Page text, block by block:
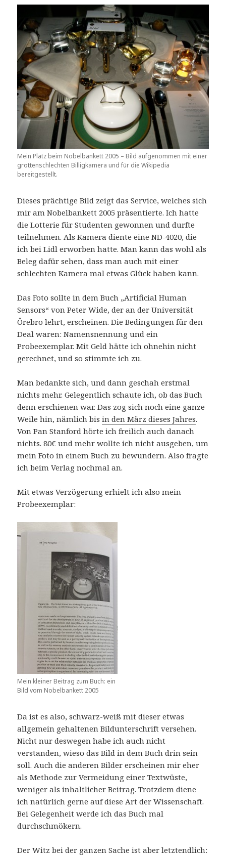
Mein Platz beim Nobelbankett 2005 – Bild aufgenommen mit einer
grottenschlechten Billigkamera und für die Wikipedia
bereitgestellt.
Dieses prächtige Bild zeigt das Service, welches sich
mir am Nobelbankett 2005 präsentierte. Ich hatte
die Lotterie für Studenten gewonnen und durfte
teilnehmen. Als Kamera diente eine ND-4020, die
ich bei Lidl erworben hatte. Man kann das wohl als
Beleg dafür sehen, dass man auch mit einer
schlechten Kamera mal etwas Glück haben kann.
Das Foto sollte in dem Buch „Artificial Human
Sensors“ von Peter Wide, der an der Universität
Örebro lehrt, erscheinen. Die Bedingungen für den
Deal waren: Namensnennung und ein
Probeexemplar. Mit Geld hätte ich ohnehin nicht
gerechnet, und so stimmte ich zu.
Man bedankte sich, und dann geschah erstmal
nichts mehr. Gelegentlich schaute ich, ob das Buch
denn erschienen war. Das zog sich noch eine ganze
Weile hin, nämlich bisin den März dieses Jahres.
Von Pan Stanford hörte ich freilich auch danach
nichts. 80€ und mehr wollte ich nicht ausgeben, um
mein Foto in einem Buch zu bewundern. Also fragte
ich beim Verlag nochmal an.
Mit etwas Verzögerung erhielt ich also mein
Probeexemplar:
Mein kleiner Beitrag zum Buch: ein
Bild vom Nobelbankett 2005
Da ist es also, schwarz-weiß mit dieser etwas
allgemein gehaltenen Bildunterschrift versehen.
Nicht nur deswegen habe ich auch nicht
verstanden, wieso das Bild in dem Buch drin sein
soll. Auch die anderen Bilder erscheinen mir eher
als Methode zur Vermeidung einer Textwüste,
weniger als inhaltlicher Beitrag. Trotzdem diene
ich natürlich gerne auf diese Art der Wissenschaft.
Bei Gelegenheit werde ich das Buch mal
durchschmökern.
Der Witz bei der ganzen Sache ist aber letztendlich: